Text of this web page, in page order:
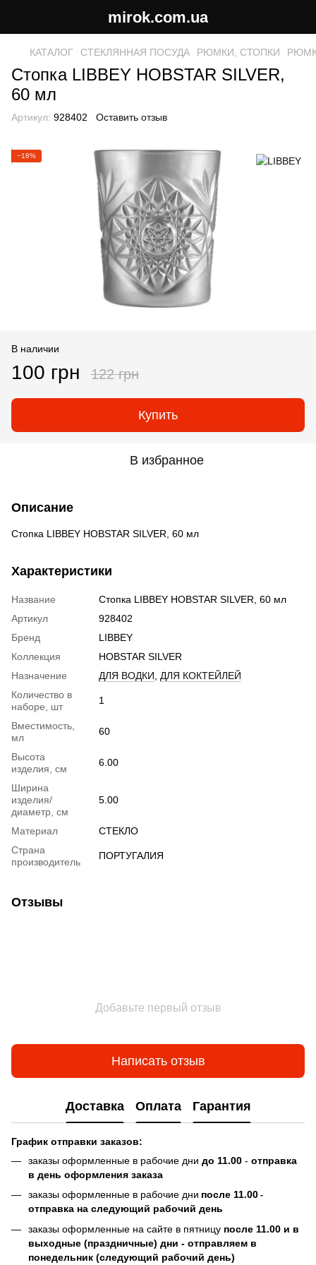
mirok.com.ua
КАТАЛОГ СТЕКЛЯННАЯ ПОСУДА РЮМКИ, СТОПКИ
Стопка LIBBEY HOBSTAR SILVER,
60 мл
Артикул: 928402 Оставить отзыв
−18%
В наличии
100 грн 122 грн
Купить
В избранное
Описание
Стопка LIBBEY HOBSTAR SILVER, 60 мл
Характеристики
Название
Стопка LIBBEY HOBSTAR SILVER, 60 мл
Артикул
928402
Бренд
LIBBEY
Коллекция
HOBSTAR SILVER
Назначение
ДЛЯ ВОДКИ
ДЛЯ КОКТЕЙЛЕЙ
Количество в
наборе, шт
1
Вместимость,
мл
60
Высота
изделия, см
6.00
Ширина
изделия/
диаметр, см
5.00
Материал
СТЕКЛО
Страна
производитель
ПОРТУГАЛИЯ
Отзывы
Добавьте первый отзыв
Написать отзыв
Доставка Оплата Гарантия
График отправки заказов:
заказы оформленные в рабочие дни до 11.00 - отправка
в день оформления заказа
заказы оформленные в рабочие дни после 11.00 -
отправка на следующий рабочий день
заказы оформленные на сайте в пятницу после 11.00 и в
выходные (праздничные) дни - отправляем в
понедельник (следующий рабочий день)